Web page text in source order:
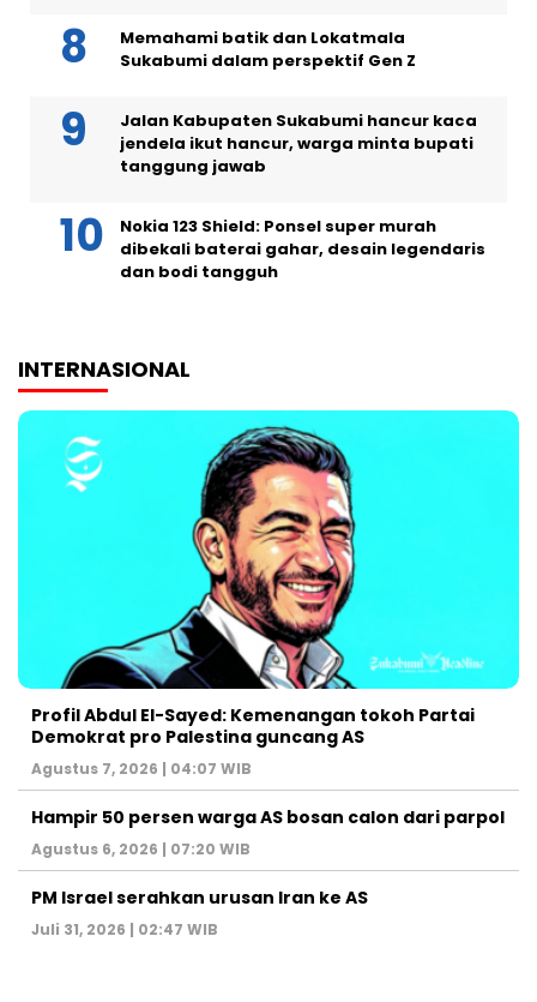
Memahami batik dan Lokatmala
Sukabumi dalam perspektif Gen Z
Jalan Kabupaten Sukabumi hancur kaca
jendela ikut hancur, warga minta bupati
tanggung jawab
Nokia 123 Shield: Ponsel super murah
dibekali baterai gahar, desain legendaris
dan bodi tangguh
INTERNASIONAL
Profil Abdul El-Sayed: Kemenangan tokoh Partai
Demokrat pro Palestina guncang AS
Agustus 7, 2026 | 04:07 WIB
Hampir 50 persen warga AS bosan calon dari parpol
Agustus 6, 2026 | 07:20 WIB
PM Israel serahkan urusan Iran ke AS
Juli 31, 2026 | 02:47 WIB